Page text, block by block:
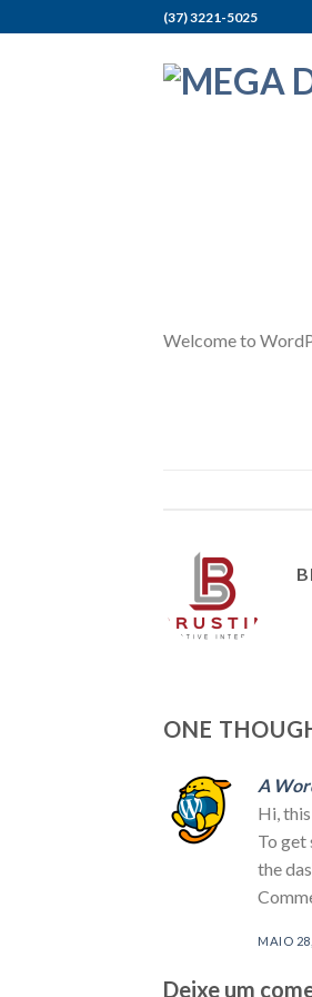
to
(37) 3221-5025
Welcome to
ONE
A
Hi,
To get
the
MAIO
Deixe um